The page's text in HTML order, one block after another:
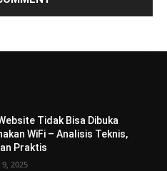
Tidak Bisa Dibuka
WiFi – Analisis Teknis,
Praktis
2025